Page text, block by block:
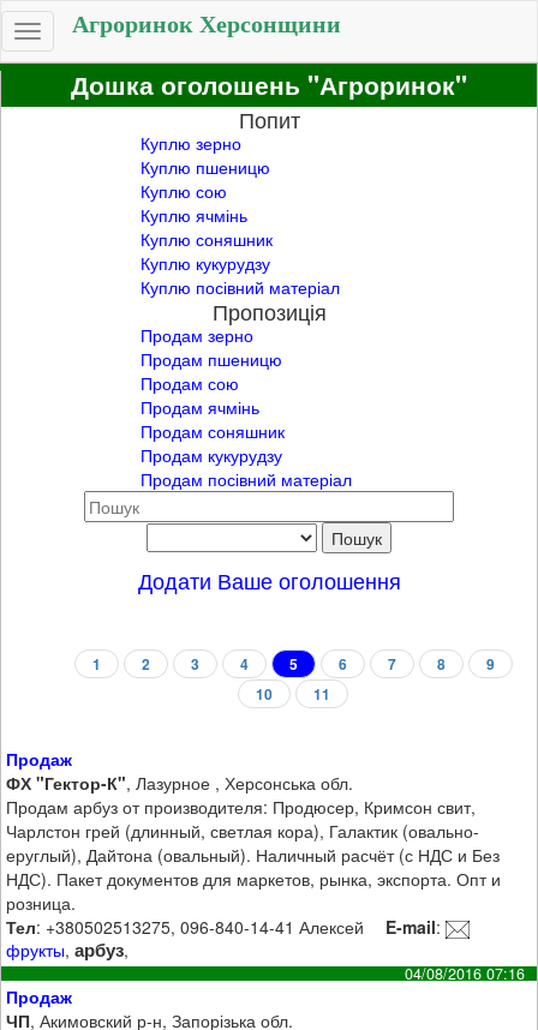
Toggle
navigation
Агроринок Херсонщини
Дошка оголошень "Агроринок"
Попит
Куплю зерно
Куплю пшеницю
Куплю сою
Куплю ячмінь
Куплю соняшник
Куплю кукурудзу
Куплю посівний матеріал
Пропозиція
Продам зерно
Продам пшеницю
Продам сою
Продам ячмінь
Продам соняшник
Продам кукурудзу
Продам посівний матеріал
Додати Ваше оголошення
1 2 3 4 5 6 7 8
9
10
11
Продаж
ФХ "Гектор-К", Лазурное , Херсонська обл.
Продам арбуз от производителя: Продюсер, Кримсон свит,
Чарлстон грей (длинный, светлая кора), Галактик (овально-
еруглый), Дайтона (овальный). Наличный расчёт (с НДС и Без
НДС). Пакет документов для маркетов, рынка, экспорта. Опт и
розница.
Тел: +380502513275, 096-840-14-41 Алексей E-mail:
фрукты,арбуз,
04/08/2016 07:16
Продаж
ЧП, Акимовский р-н, Запорізька обл.